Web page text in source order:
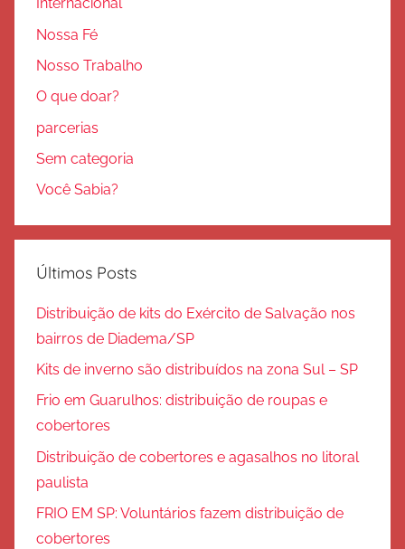
Internacional
Nossa Fé
Nosso Trabalho
O que doar?
parcerias
Sem categoria
Você Sabia?
Últimos Posts
Distribuição de kits do Exército de Salvação nos
bairros de Diadema/SP
Kits de inverno são distribuídos na zona Sul – SP
Frio em Guarulhos: distribuição de roupas e
cobertores
Distribuição de cobertores e agasalhos no litoral
paulista
FRIO EM SP: Voluntários fazem distribuição de
cobertores